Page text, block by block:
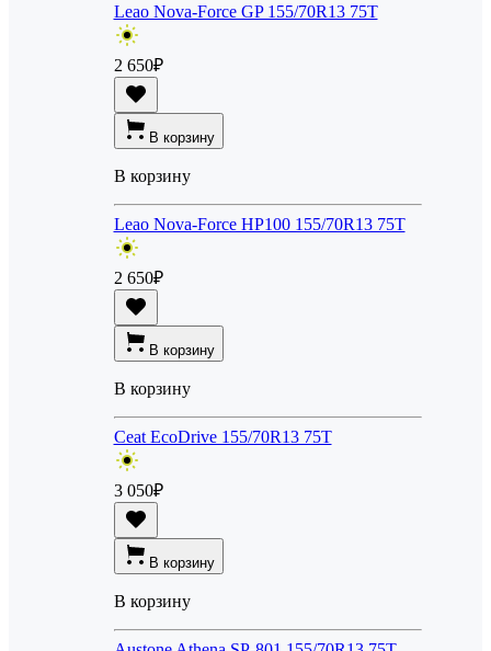
Leao Nova-Force GP 155/70R13 75T
2 650₽
В корзину
В корзину
Leao Nova-Force HP100 155/70R13 75T
2 650₽
В корзину
В корзину
Ceat EcoDrive 155/70R13 75T
3 050₽
В корзину
В корзину